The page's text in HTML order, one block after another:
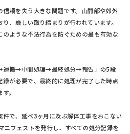
頼を失う大きな問題です。山間部や郊外
、厳しい取り締まりが行われています。
ような不法行為を防ぐための最も有効な
運搬→中間処理→最終処分→報告」の5段
が必要で、最終的に処理が完了した時点
。
で、延べ3ヶ月に及ぶ解体工事をおこない
ニフェストを発行し、すべての処分記録を